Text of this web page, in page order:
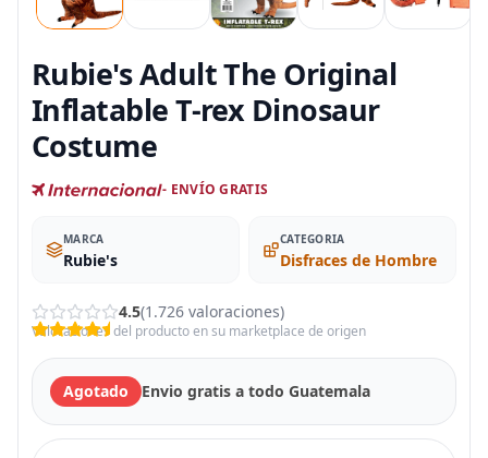
Rubie's Adult The Original
Inflatable T-rex Dinosaur
Costume
- ENVÍO GRATIS
MARCA
Rubie's
CATEGORIA
Disfraces de Hombre
4.5(1.726 valoraciones)
Valoraciones del producto en su marketplace de origen
Agotado Envio gratis a todo Guatemala